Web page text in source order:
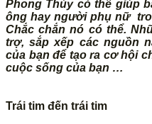
Phong Thủy có thể giúp
ông hay người phụ nữ
Chắc chắn nó có thể.
trợ, sắp xếp các nguồn
của bạn để tạo ra cơ hội
cuộc sống của bạn …
Trái tim đến trái tim